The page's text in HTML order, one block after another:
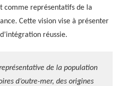
comme représentatifs de la
Cette vision vise à présenter
réussie.
de la population
d’outre-mer, des origines